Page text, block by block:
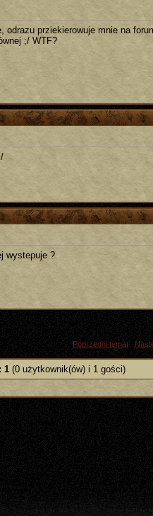
odrazu prziekierowuje mnie na
;/ WTF?
wystepuje ?
Poprzedni temat|
1 (0 użytkownik(ów) i 1 gości)